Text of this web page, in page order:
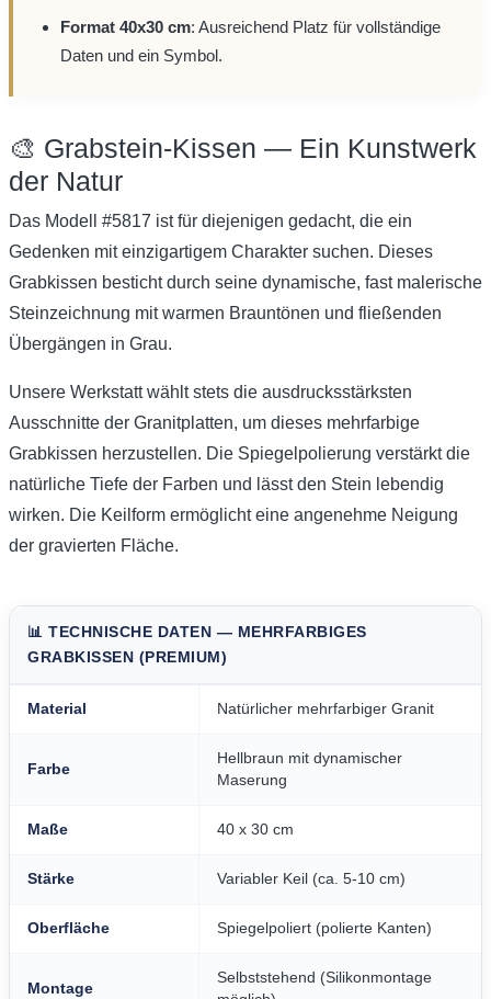
Format 40x30 cm: Ausreichend Platz für vollständige
Daten und ein Symbol.
🎨 Grabstein-Kissen — Ein Kunstwerk
der Natur
Das Modell #5817 ist für diejenigen gedacht, die ein
Gedenken mit einzigartigem Charakter suchen. Dieses
Grabkissen besticht durch seine dynamische, fast malerische
Steinzeichnung mit warmen Brauntönen und fließenden
Übergängen in Grau.
Unsere Werkstatt wählt stets die ausdrucksstärksten
Ausschnitte der Granitplatten, um dieses mehrfarbige
Grabkissen herzustellen. Die Spiegelpolierung verstärkt die
natürliche Tiefe der Farben und lässt den Stein lebendig
wirken. Die Keilform ermöglicht eine angenehme Neigung
der gravierten Fläche.
📊 TECHNISCHE DATEN — MEHRFARBIGES
GRABKISSEN (PREMIUM)
Material Natürlicher mehrfarbiger Granit
Farbe
Hellbraun mit dynamischer
Maserung
Maße 40 x 30 cm
Stärke Variabler Keil (ca. 5-10 cm)
Oberfläche Spiegelpoliert (polierte Kanten)
Montage
Selbststehend (Silikonmontage